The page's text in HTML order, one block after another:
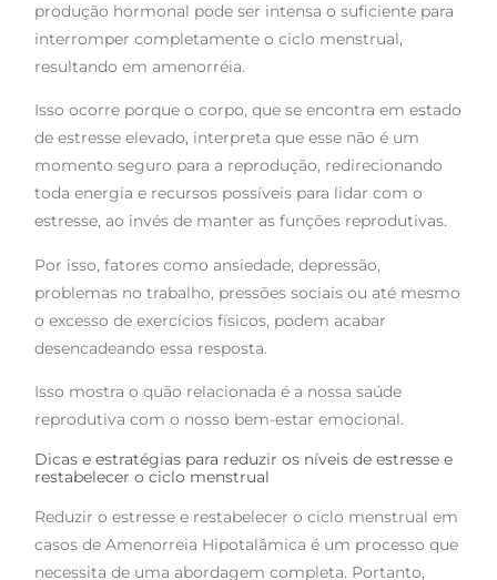
produção hormonal pode ser intensa o suficiente para
interromper completamente o ciclo menstrual,
resultando em amenorréia.
Isso ocorre porque o corpo, que se encontra em estado
de estresse elevado, interpreta que esse não é um
momento seguro para a reprodução, redirecionando
toda energia e recursos possíveis para lidar com o
estresse, ao invés de manter as funções reprodutivas.
Por isso, fatores como ansiedade, depressão,
problemas no trabalho, pressões sociais ou até mesmo
o excesso de exercícios físicos, podem acabar
desencadeando essa resposta.
Isso mostra o quão relacionada é a nossa saúde
reprodutiva com o nosso bem-estar emocional.
Dicas e estratégias para reduzir os níveis de estresse e
restabelecer o ciclo menstrual
Reduzir o estresse e restabelecer o ciclo menstrual em
casos de Amenorreia Hipotalâmica é um processo que
necessita de uma abordagem completa. Portanto,